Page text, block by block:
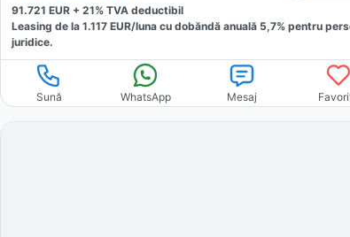
91.721 EUR + 21% TVA deductibil
Leasing de la 1.117 EUR/luna cu dobăndă anuală 5,7% pentru
juridice.
Sună WhatsApp Mesaj